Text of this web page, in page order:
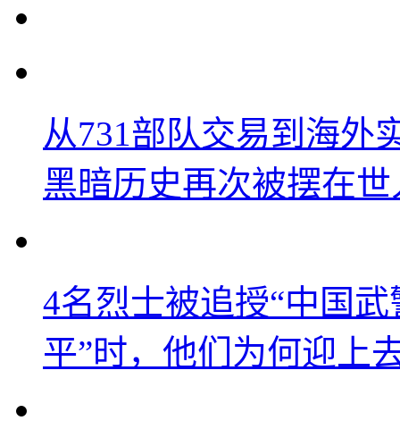
从731部队交易到海外
黑暗历史再次被摆在
4名烈士被追授“中国
平”时，他们为何迎上